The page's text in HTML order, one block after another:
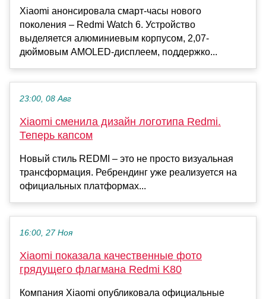
Xiaomi анонсировала смарт-часы нового
поколения – Redmi Watch 6. Устройство
выделяется алюминиевым корпусом, 2,07-
дюймовым AMOLED-дисплеем, поддержко...
23:00, 08 Авг
Xiaomi сменила дизайн логотипа Redmi.
Теперь капсом
Новый стиль REDMI – это не просто визуальная
трансформация. Ребрендинг уже реализуется на
официальных платформах...
16:00, 27 Ноя
Xiaomi показала качественные фото
грядущего флагмана Redmi K80
Компания Xiaomi опубликовала официальные